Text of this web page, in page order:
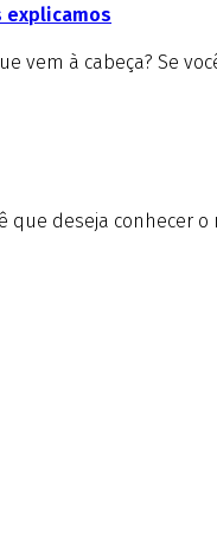
explicamos
vem à cabeça? Se
deseja conhecer o